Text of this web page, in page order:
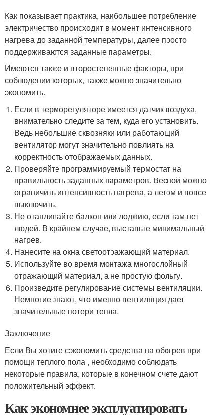
Как показывает практика, наибольшее потребление
электричество происходит в момент интенсивного
нагрева до заданной температуры, далее просто
поддерживаются заданные параметры.
Имеются также и второстепенные факторы, при
соблюдении которых, также можно значительно
экономить.
Если в терморегуляторе имеется датчик воздуха,
внимательно следите за тем, куда его установить.
Ведь небольшие сквозняки или работающий
вентилятор могут значительно повлиять на
корректность отображаемых данных.
Проверяйте программируемый термостат на
правильность заданных параметров. Весной можно
ограничить интенсивность нагрева, а летом и вовсе
выключить.
Не отапливайте балкон или лоджию, если там нет
людей. В крайнем случае, выставьте минимальный
нагрев.
Нанесите на окна светоотражающий материал.
Используйте во время монтажа многослойный
отражающий материал, а не простую фольгу.
Произведите регулирование системы вентиляции.
Немногие знают, что именно вентиляция дает
значительные потери тепла.
Заключение
Если Вы хотите сэкономить средства на обогрев при
помощи теплого пола , необходимо соблюдать
некоторые правила, которые в конечном счете дают
положительный эффект.
Как экономнее эксплуатировать